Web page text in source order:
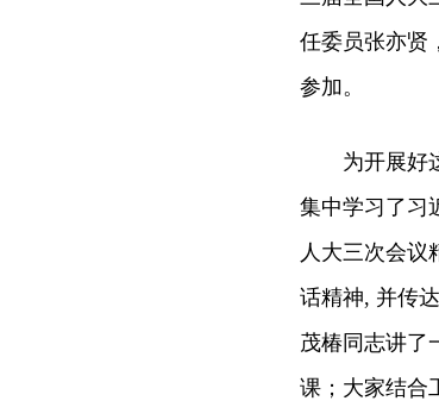
任委员张亦贤
参加。
为开展好这
集中学习了习
人大三次会议
话精神, 并传
茂椿同志讲了
课；大家结合